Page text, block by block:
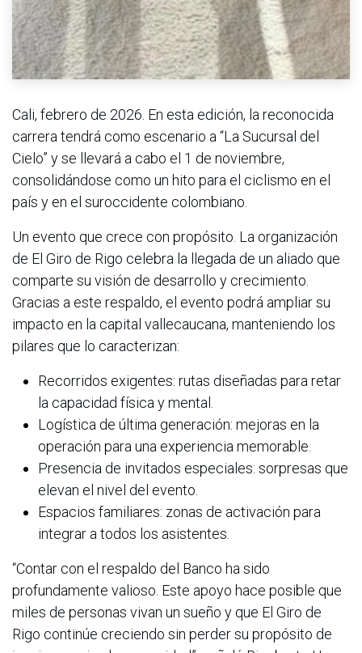
Cali, febrero de 2026. En esta edición, la reconocida
carrera tendrá como escenario a “La Sucursal del
Cielo” y se llevará a cabo el 1 de noviembre,
consolidándose como un hito para el ciclismo en el
país y en el suroccidente colombiano.
Un evento que crece con propósito. La organización
de El Giro de Rigo celebra la llegada de un aliado que
comparte su visión de desarrollo y crecimiento.
Gracias a este respaldo, el evento podrá ampliar su
impacto en la capital vallecaucana, manteniendo los
pilares que lo caracterizan:
Recorridos exigentes: rutas diseñadas para retar
la capacidad física y mental.
Logística de última generación: mejoras en la
operación para una experiencia memorable.
Presencia de invitados especiales: sorpresas que
elevan el nivel del evento.
Espacios familiares: zonas de activación para
integrar a todos los asistentes.
“Contar con el respaldo del Banco ha sido
profundamente valioso. Este apoyo hace posible que
miles de personas vivan un sueño y que El Giro de
Rigo continúe creciendo sin perder su propósito de